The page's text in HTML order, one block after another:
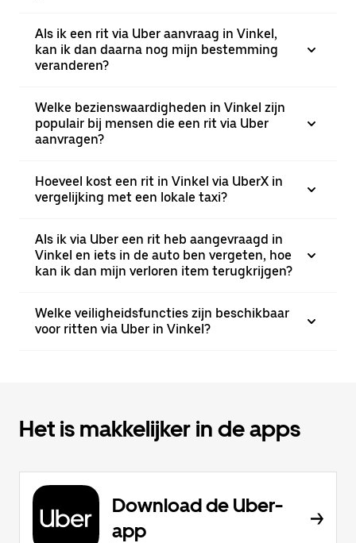
Als ik een rit via Uber aanvraag in Vinkel,
kan ik dan daarna nog mijn bestemming
veranderen?
Welke bezienswaardigheden in Vinkel zijn
populair bij mensen die een rit via Uber
aanvragen?
Hoeveel kost een rit in Vinkel via UberX in
vergelijking met een lokale taxi?
Als ik via Uber een rit heb aangevraagd in
Vinkel en iets in de auto ben vergeten, hoe
kan ik dan mijn verloren item terugkrijgen?
Welke veiligheidsfuncties zijn beschikbaar
voor ritten via Uber in Vinkel?
Het is makkelijker in de apps
Download de Uber-
app